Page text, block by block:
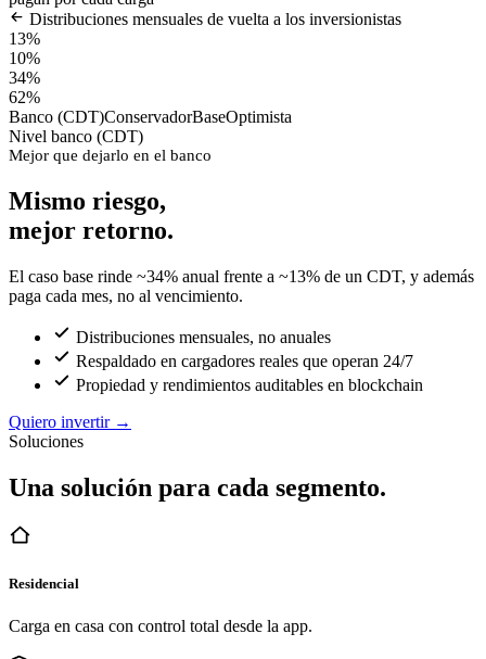
Distribuciones mensuales de vuelta a los inversionistas
13%
10%
34%
62%
Banco (CDT)ConservadorBaseOptimista
Nivel banco (CDT)
Mejor que dejarlo en el banco
Mismo riesgo,
mejor retorno.
El caso base rinde ~34% anual frente a ~13% de un CDT, y además
paga cada mes, no al vencimiento.
Distribuciones mensuales, no anuales
Respaldado en cargadores reales que operan 24/7
Propiedad y rendimientos auditables en blockchain
Quiero invertir →
Soluciones
Una solución para cada segmento.
Residencial
Carga en casa con control total desde la app.